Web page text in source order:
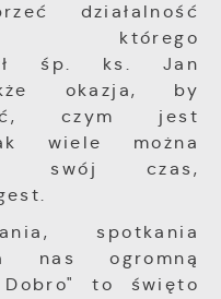
działalność
którego
był śp. ks. Jan
okazja, by
czym jest
wiele można
swój czas,
spotkania
ogromną
Dobro" to święto